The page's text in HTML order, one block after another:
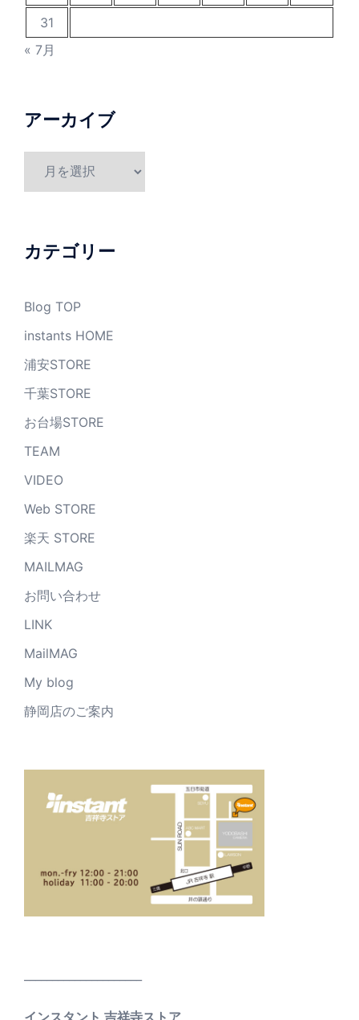
31
« 7月
アーカイブ
ブ
カテゴリー
Blog TOP
instants HOME
浦安STORE
千葉STORE
お台場STORE
TEAM
VIDEO
Web STORE
楽天 STORE
MAILMAG
お問い合わせ
LINK
MailMAG
My blog
静岡店のご案内